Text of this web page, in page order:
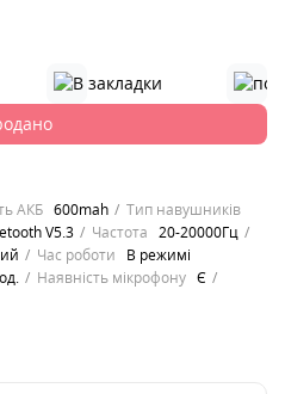
АКБ 600mah
Тип навушників
V5.3 Частота 20-20000Гц
Час роботи
В режимі
Наявність мікрофону Є